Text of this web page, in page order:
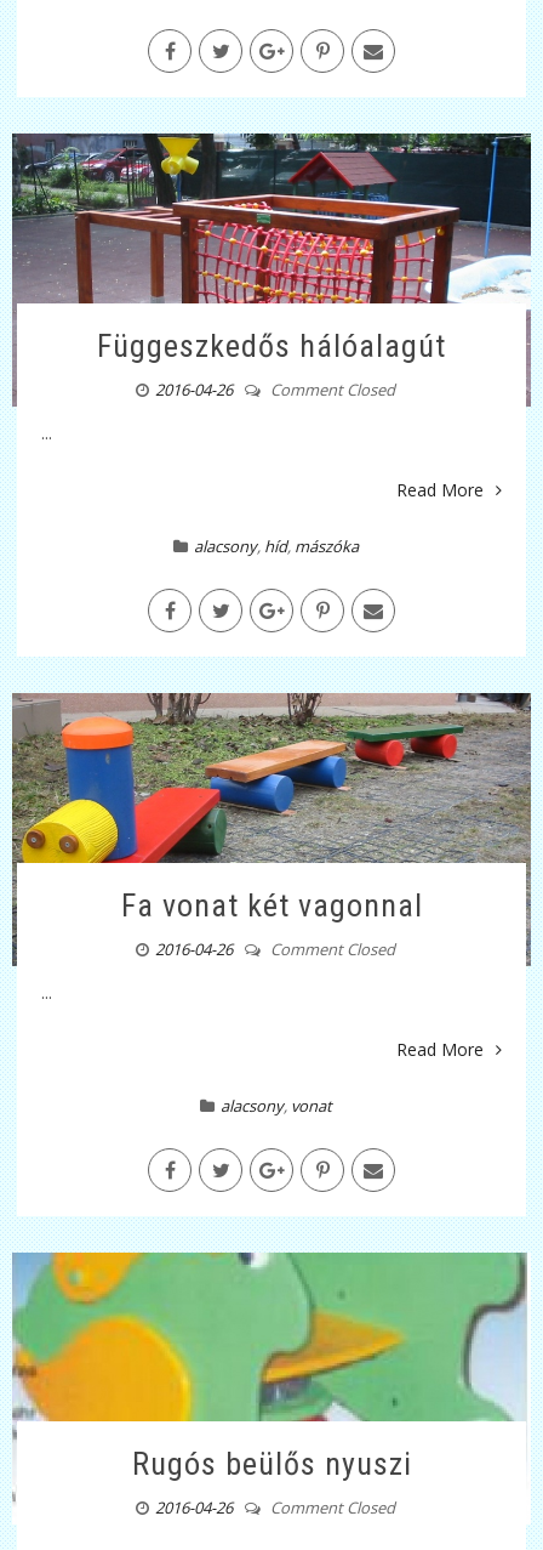
Függeszkedős hálóalagút
2016-04-26 Comment Closed
...
Read More
alacsony, híd, mászóka
Fa vonat két vagonnal
2016-04-26 Comment Closed
...
Read More
alacsony, vonat
Rugós beülős nyuszi
2016-04-26 Comment Closed